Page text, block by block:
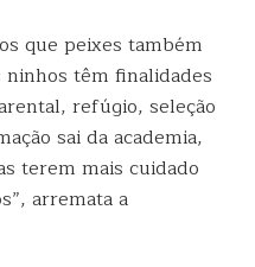
que peixes também
têm finalidades
refúgio, seleção
sai da academia,
terem mais cuidado
arremata a